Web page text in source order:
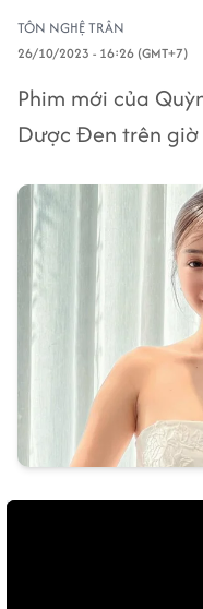
TÔN NGHỆ TRÂN
26/10/2023 - 16:26 (GMT+7)
Phim mới của
Dược Đen trên giờ